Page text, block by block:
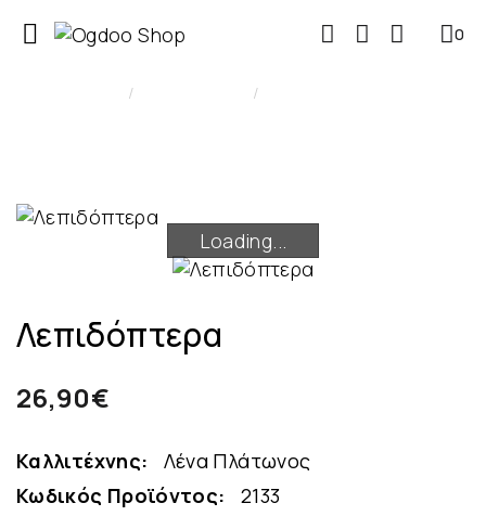
0
Loading...
Loading...
Λεπιδόπτερα
26,90€
Καλλιτέχνης:
Λένα Πλάτωνος
Κωδικός Προϊόντος:
2133